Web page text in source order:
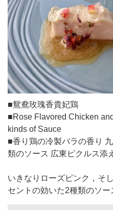
■鴛鴦玫瑰香貴妃鶏
■Rose Flavored Chicken
kinds of Sauce
■香り鶏の冷製バラの香り
類のソース 広東ピクルス添え
いきなりローズピンク，そ
セントの効いた2種類のソー